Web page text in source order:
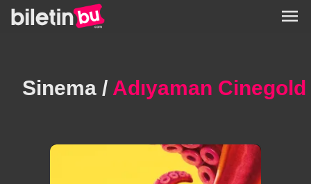
menu
Sinema / Adıyaman Cinegold